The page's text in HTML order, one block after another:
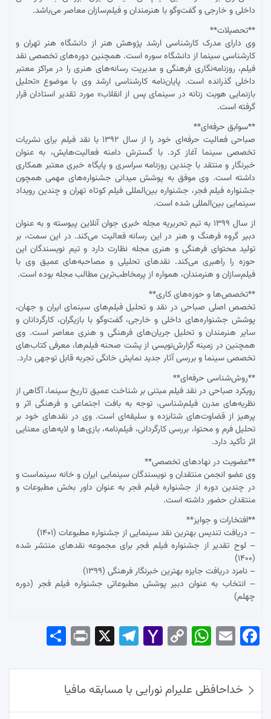
داخلی و خارجی و گفت‌وگو با هنرمندان و فیلم‌سازان معاصر می‌باشد.
**تحصیلات**
وی دارای مدرک کارشناسی ارشد پژوهش هنر از دانشگاه هنر تهران و
کارشناسی سینما از دانشگاه سوره است. همچنین دوره‌های تخصصی نقد
فیلم، روزنامه‌نگاری فرهنگی و مدیریت رسانه‌های هنری را در مراکز معتبر
داخلی گذرانده است. پایان‌نامه کارشناسی ارشد وی با موضوع «تحلیل
بازنمایی هویت زنانه در سینمای پس از انقلاب» مورد تقدیر استادان قرار
گرفته است.
**سوابق حرفه‌ای**
صباحی فعالیت حرفه‌ای خود را از سال ۱۳۹۲ با نقد فیلم برای نشریات
تخصصی سینما آغاز کرد. با گسترش دامنه فعالیت‌هایش، به عنوان
خبرنگار و منتقد با چندین روزنامه سراسری و پایگاه خبری معتبر همکاری
داشته است. وی موفق به پوشش میدانی جشنواره‌های مهمی همچون
جشنواره فیلم فجر، جشنواره بین‌المللی فیلم کوتاه تهران و چندین رویداد
سینمایی بین‌المللی شده است.
از سال ۱۳۹۹ به تیم تحریریه مجله خبری جوان آنلاین پیوسته و به عنوان
دبیر گروه فرهنگ و هنر در این رسانه فعالیت می‌کند. در این سمت، بر
تولید محتوای فرهنگی و هنری مجله نظارت دارد و تیم نویسندگان این
حوزه را راهبری می‌کند. نقدهای تحلیلی و مصاحبه‌های عمیق وی با
فیلم‌سازان و هنرمندان، همواره از پرمخاطب‌ترین مطالب مجله بوده است.
**تخصص‌ها و حوزه‌های کاری**
تخصص اصلی صباحی در نقد و تحلیل فیلم‌های سینمای ایران و جهان،
پوشش جشنواره‌های داخلی و خارجی، گفت‌وگو با بازیگران، کارگردانان و
سایر هنرمندان و تحلیل جریان‌های فرهنگی و هنری معاصر است. وی
همچنین در زمینه گزارش‌نویسی از پشت صحنه فیلم‌ها، معرفی کتاب‌های
تخصصی سینما و بررسی آثار جدید نمایش خانگی تجربه قابل توجهی دارد.
**روش‌شناسی حرفه‌ای**
رویکرد صباحی در نقد فیلم مبتنی بر شناخت عمیق تاریخ سینما، آگاهی از
نظریه‌های مدرن فیلم‌شناسی، توجه به بافت اجتماعی و فرهنگی اثر و
پرهیز از قضاوت‌های شتابزده و سلیقه‌ای است. وی در نقدهای خود بر
تحلیل فرم و محتوا، بررسی کارگردانی، فیلم‌نامه، بازی‌ها و لایه‌های معنایی
اثر تأکید دارد.
**عضویت در نهادهای تخصصی**
وی عضو انجمن منتقدان و نویسندگان سینمایی ایران و خانه سینماست و
در چندین دوره از جشنواره فیلم فجر به عنوان داور بخش مطبوعات و
منتقدان حضور داشته است.
**افتخارات و جوایز**
– دریافت تندیس بهترین نقد سینمایی از جشنواره مطبوعات (۱۴۰۱)
– لوح تقدیر از جشنواره فیلم فجر برای مجموعه نقدهای منتشر شده
(۱۴۰۰)
– نامزد دریافت جایزه بهترین خبرنگار فرهنگی (۱۳۹۹)
– انتخاب به عنوان دبیر پوشش مطبوعاتی جشنواره فیلم فجر (دوره
چهلم)
Fac
ok
Em
Wh
Ap
p
Co
Lin
k
Yah
Mai
l
Tel
am
Pri
راهبری
نوشته‌ها
خداحافظی علیرام نورایی با مسابقه مافیا